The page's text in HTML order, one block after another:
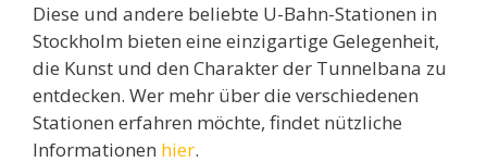
Diese und andere beliebte U-Bahn-Stationen in
Stockholm bieten eine einzigartige Gelegenheit,
die Kunst und den Charakter der Tunnelbana zu
entdecken. Wer mehr über die verschiedenen
Stationen erfahren möchte, findet nützliche
Informationen hier.